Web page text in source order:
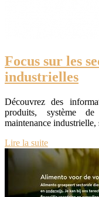
Focus sur les
industrielles
Découvrez des
produits, système
maintenance
Lire la suite